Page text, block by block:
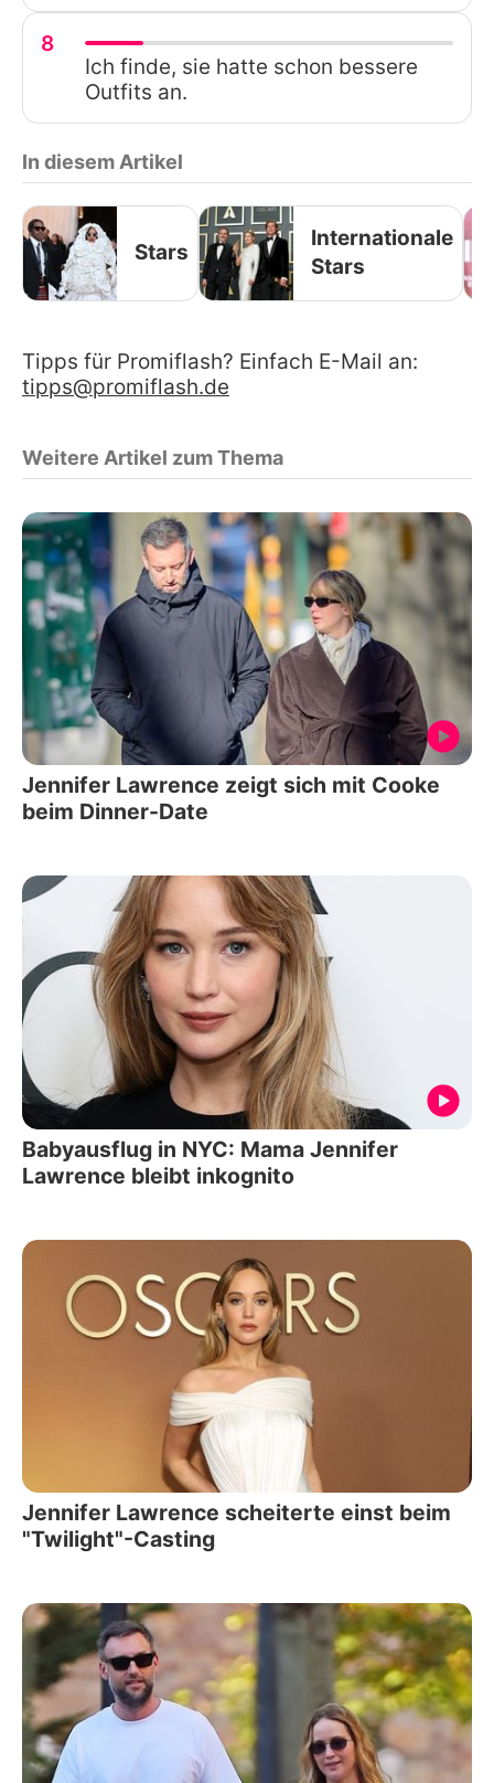
8
Ich finde, sie hatte schon bessere
Outfits an.
In diesem Artikel
Stars
Internationale
Stars
Tipps für Promiflash? Einfach E-Mail an:
tipps@promiflash.de
Weitere Artikel zum Thema
Jennifer Lawrence zeigt sich mit Cooke
beim Dinner-Date
Babyausflug in NYC: Mama Jennifer
Lawrence bleibt inkognito
Jennifer Lawrence scheiterte einst beim
"Twilight"-Casting